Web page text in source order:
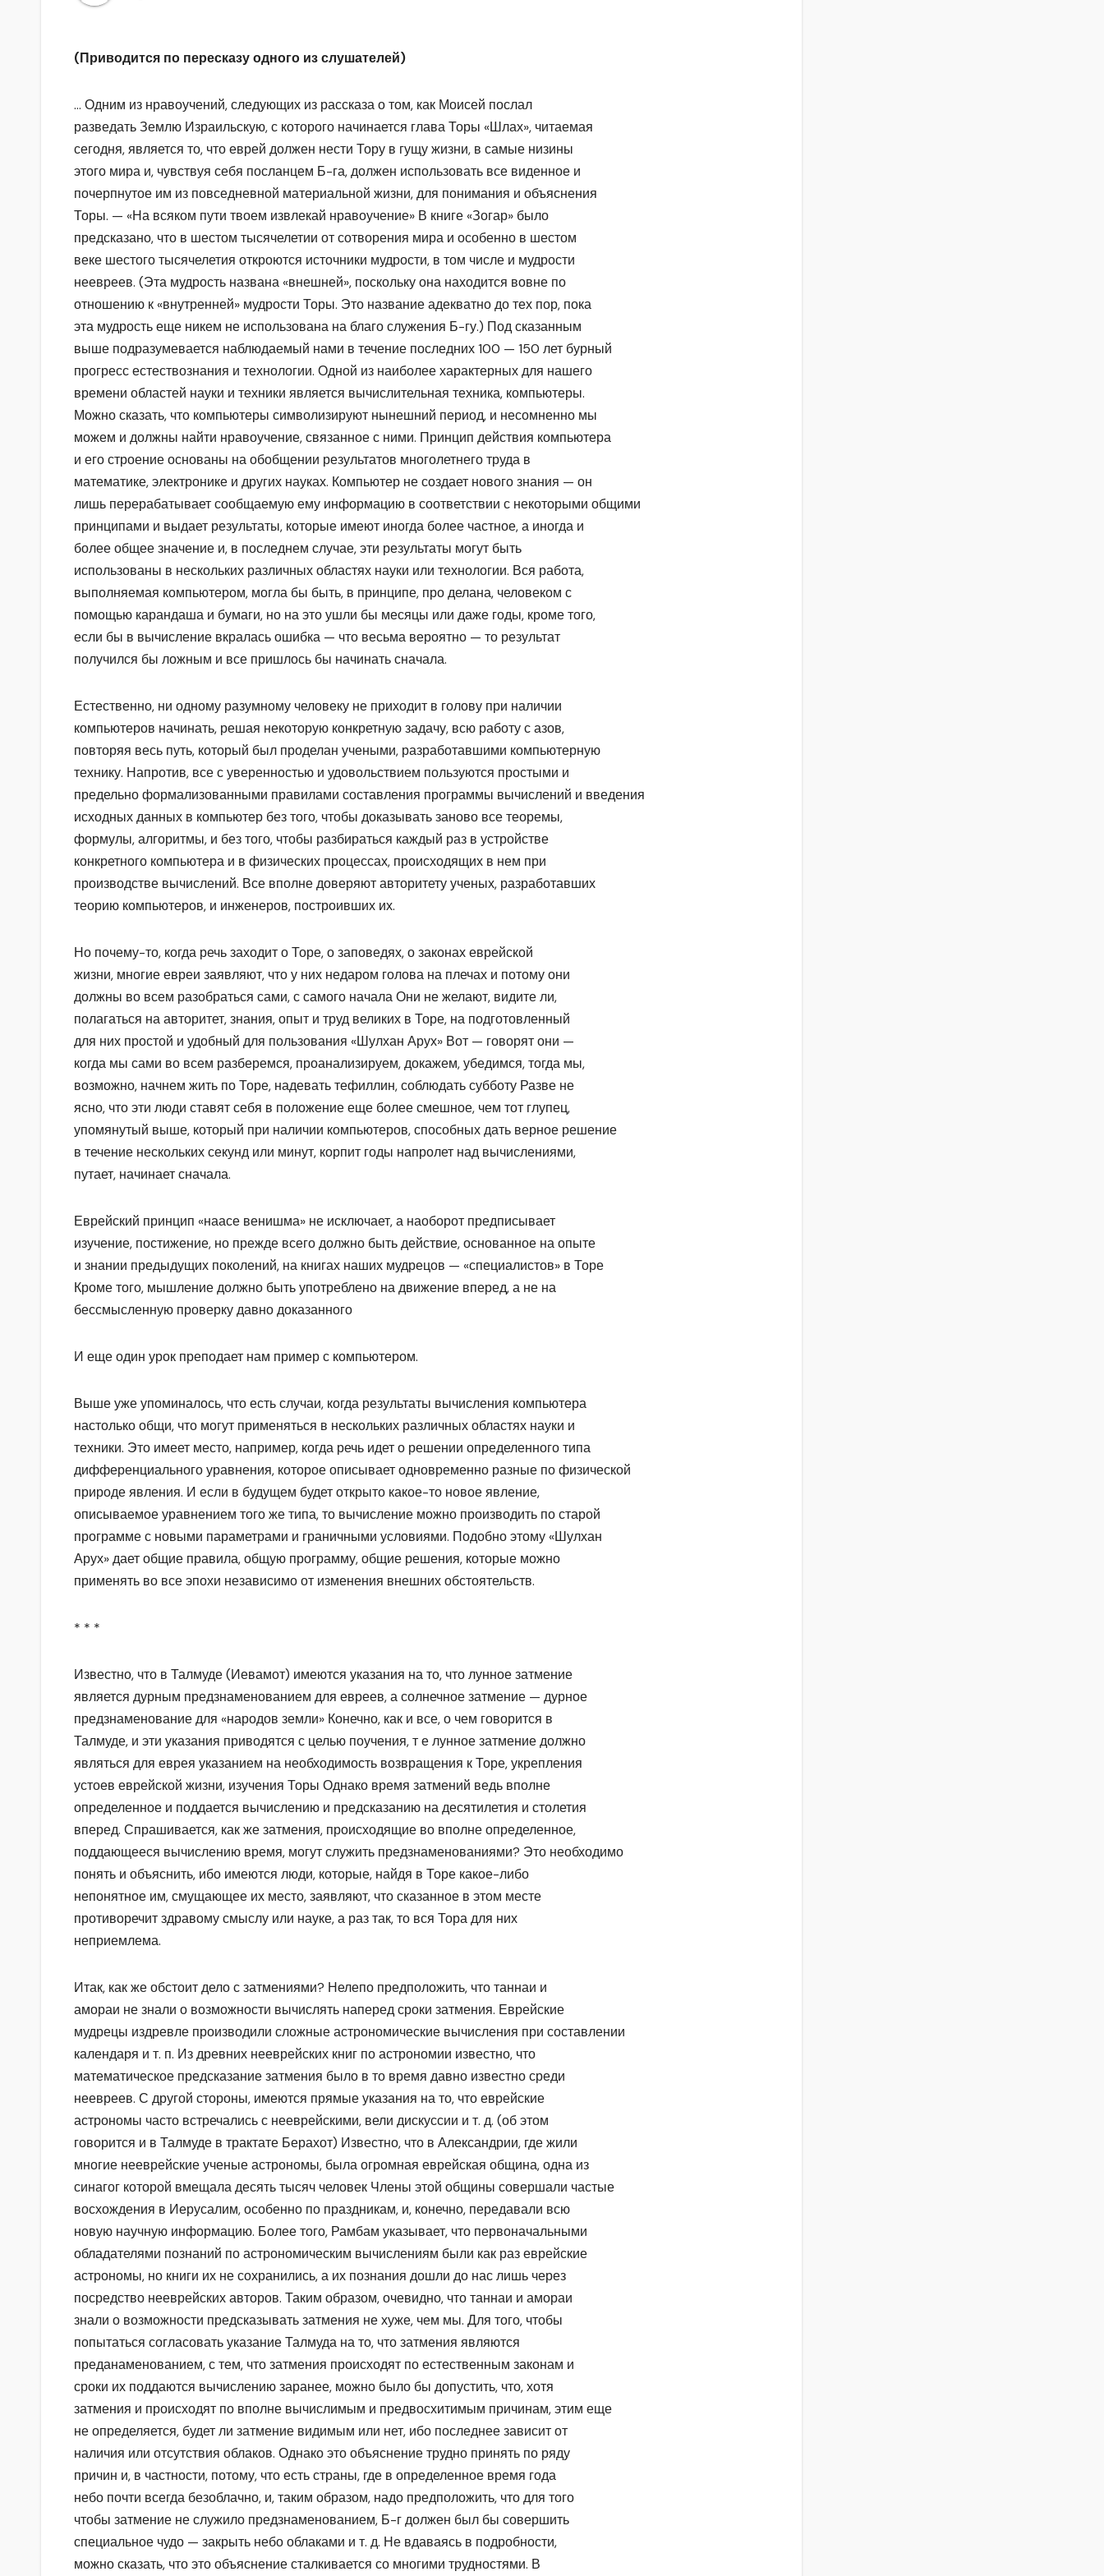
(Приводится по пересказу одного из слушателей)
… Одним из нравоучений, следующих из рассказа о том, как Моисей послал
разведать Землю Израильскую, с которого начинается глава Торы «Шлах», читаемая
сегодня, является то, что еврей должен нести Тору в гущу жизни, в самые низины
этого мира и, чувствуя себя посланцем Б-га, должен использовать все виденное и
почерпнутое им из повседневной материальной жизни, для понимания и объяснения
Торы. — «На всяком пути твоем извлекай нравоучение» В книге «Зогар» было
предсказано, что в шестом тысячелетии от сотворения мира и особенно в шестом
веке шестого тысячелетия откроются источники мудрости, в том числе и мудрости
неевреев. (Эта мудрость названа «внешней», поскольку она находится вовне по
отношению к «внутренней» мудрости Торы. Это название адекватно до тех пор, пока
эта мудрость еще никем не использована на благо служения Б-гу.) Под сказанным
выше подразумевается наблюдаемый нами в течение последних 100 — 150 лет бурный
прогресс естествознания и технологии. Одной из наиболее характерных для нашего
времени областей науки и техники является вычислительная техника, компьютеры.
Можно сказать, что компьютеры символизируют нынешний период, и несомненно мы
можем и должны найти нравоучение, связанное с ними. Принцип действия компьютера
и его строение основаны на обобщении результатов многолетнего труда в
математике, электронике и других науках. Компьютер не создает нового знания — он
лишь перерабатывает сообщаемую ему информацию в соответствии с некоторыми общими
принципами и выдает результаты, которые имеют иногда более частное, а иногда и
более общее значение и, в последнем случае, эти результаты могут быть
использованы в нескольких различных областях науки или технологии. Вся работа,
выполняемая компьютером, могла бы быть, в принципе, про делана, человеком с
помощью карандаша и бумаги, но на это ушли бы месяцы или даже годы, кроме того,
если бы в вычисление вкралась ошибка — что весьма вероятно — то результат
получился бы ложным и все пришлось бы начинать сначала.
Естественно, ни одному разумному человеку не приходит в голову при наличии
компьютеров начинать, решая некоторую конкретную задачу, всю работу с азов,
повторяя весь путь, который был проделан учеными, разработавшими компьютерную
технику. Напротив, все с уверенностью и удовольствием пользуются простыми и
предельно формализованными правилами составления программы вычислений и введения
исходных данных в компьютер без того, чтобы доказывать заново все теоремы,
формулы, алгоритмы, и без того, чтобы разбираться каждый раз в устройстве
конкретного компьютера и в физических процессах, происходящих в нем при
производстве вычислений. Все вполне доверяют авторитету ученых, разработавших
теорию компьютеров, и инженеров, построивших их.
Но почему-то, когда речь заходит о Торе, о заповедях, о законах еврейской
жизни, многие евреи заявляют, что у них недаром голова на плечах и потому они
должны во всем разобраться сами, с самого начала Они не желают, видите ли,
полагаться на авторитет, знания, опыт и труд великих в Торе, на подготовленный
для них простой и удобный для пользования «Шулхан Арух» Вот — говорят они —
когда мы сами во всем разберемся, проанализируем, докажем, убедимся, тогда мы,
возможно, начнем жить по Торе, надевать тефиллин, соблюдать субботу Разве не
ясно, что эти люди ставят себя в положение еще более смешное, чем тот глупец,
упомянутый выше, который при наличии компьютеров, способных дать верное решение
в течение нескольких секунд или минут, корпит годы напролет над вычислениями,
путает, начинает сначала.
Еврейский принцип «наасе венишма» не исключает, а наоборот предписывает
изучение, постижение, но прежде всего должно быть действие, основанное на опыте
и знании предыдущих поколений, на книгах наших мудрецов — «специалистов» в Торе
Кроме того, мышление должно быть употреблено на движение вперед, а не на
бессмысленную проверку давно доказанного
И еще один урок преподает нам пример с компьютером.
Выше уже упоминалось, что есть случаи, когда результаты вычисления компьютера
настолько общи, что могут применяться в нескольких различных областях науки и
техники. Это имеет место, например, когда речь идет о решении определенного типа
дифференциального уравнения, которое описывает одновременно разные по физической
природе явления. И если в будущем будет открыто какое-то новое явление,
описываемое уравнением того же типа, то вычисление можно производить по старой
программе с новыми параметрами и граничными условиями. Подобно этому «Шулхан
Арух» дает общие правила, общую программу, общие решения, которые можно
применять во все эпохи независимо от изменения внешних обстоятельств.
* * *
Известно, что в Талмуде (Иевамот) имеются указания на то, что лунное затмение
является дурным предзнаменованием для евреев, а солнечное затмение — дурное
предзнаменование для «народов земли» Конечно, как и все, о чем говорится в
Талмуде, и эти указания приводятся с целью поучения, т е лунное затмение должно
являться для еврея указанием на необходимость возвращения к Торе, укрепления
устоев еврейской жизни, изучения Торы Однако время затмений ведь вполне
определенное и поддается вычислению и предсказанию на десятилетия и столетия
вперед. Спрашивается, как же затмения, происходящие во вполне определенное,
поддающееся вычислению время, могут служить предзнаменованиями? Это необходимо
понять и объяснить, ибо имеются люди, которые, найдя в Торе какое-либо
непонятное им, смущающее их место, заявляют, что сказанное в этом месте
противоречит здравому смыслу или науке, а раз так, то вся Тора для них
неприемлема.
Итак, как же обстоит дело с затмениями? Нелепо предположить, что таннаи и
амораи не знали о возможности вычислять наперед сроки затмения. Еврейские
мудрецы издревле производили сложные астрономические вычисления при составлении
календаря и т. п. Из древних нееврейских книг по астрономии известно, что
математическое предсказание затмения было в то время давно известно среди
неевреев. С другой стороны, имеются прямые указания на то, что еврейские
астрономы часто встречались с нееврейскими, вели дискуссии и т. д. (об этом
говорится и в Талмуде в трактате Берахот) Известно, что в Александрии, где жили
многие нееврейские ученые астрономы, была огромная еврейская община, одна из
синагог которой вмещала десять тысяч человек Члены этой общины совершали частые
восхождения в Иерусалим, особенно по праздникам, и, конечно, передавали всю
новую научную информацию. Более того, Рамбам указывает, что первоначальными
обладателями познаний по астрономическим вычислениям были как раз еврейские
астрономы, но книги их не сохранились, а их познания дошли до нас лишь через
посредство нееврейских авторов. Таким образом, очевидно, что таннаи и амораи
знали о возможности предсказывать затмения не хуже, чем мы. Для того, чтобы
попытаться согласовать указание Талмуда на то, что затмения являются
преданаменованием, с тем, что затмения происходят по естественным законам и
сроки их поддаются вычислению заранее, можно было бы допустить, что, хотя
затмения и происходят по вполне вычислимым и предвосхитимым причинам, этим еще
не определяется, будет ли затмение видимым или нет, ибо последнее зависит от
наличия или отсутствия облаков. Однако это объяснение трудно принять по ряду
причин и, в частности, потому, что есть страны, где в определенное время года
небо почти всегда безоблачно, и, таким образом, надо предположить, что для того
чтобы затмение не служило предзнаменованием, Б-г должен был бы совершить
специальное чудо — закрыть небо облаками и т. д. Не вдаваясь в подробности,
можно сказать, что это объяснение сталкивается со многими трудностями. В